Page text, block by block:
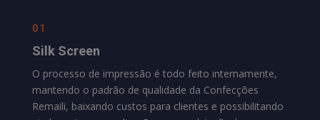
01
Silk Screen
O processo de impressão é todo feito internamente,
mantendo o padrão de qualidade da Confecções
Remaili, baixando custos para clientes e possibilitando